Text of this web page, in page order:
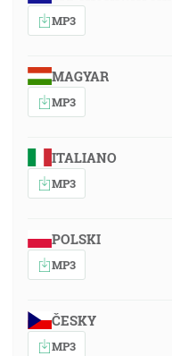
MP3
MAGYAR
MP3
ITALIANO
MP3
POLSKI
MP3
ČESKY
MP3